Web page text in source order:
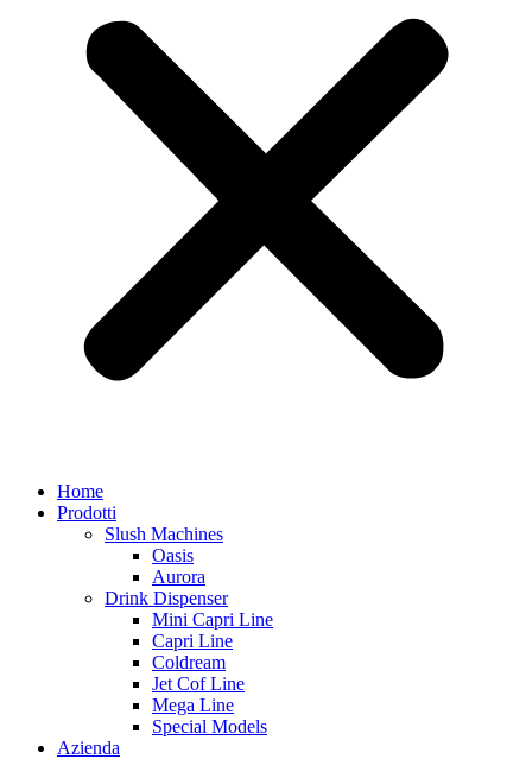
Home
Prodotti
Slush Machines
Oasis
Aurora
Drink Dispenser
Mini Capri Line
Capri Line
Coldream
Jet Cof Line
Mega Line
Special Models
Azienda